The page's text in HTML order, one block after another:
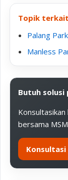
Topik
Palang
Manless
Butuh
bersama
Konsultasi